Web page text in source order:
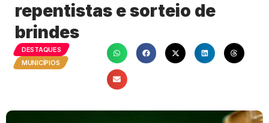
repentistas e sorteio de
brindes
DESTAQUES
MUNICÍPIOS